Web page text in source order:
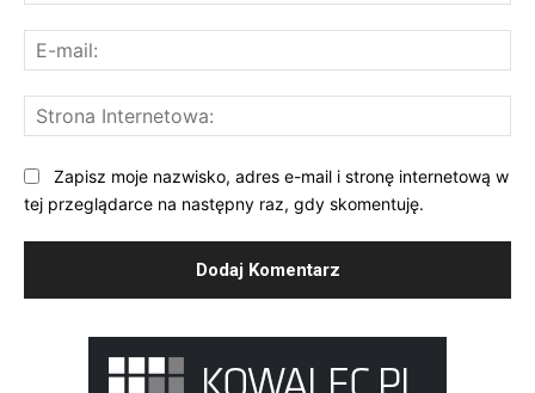
Zapisz moje nazwisko, adres e-mail i stronę internetową w
tej przeglądarce na następny raz, gdy skomentuję.